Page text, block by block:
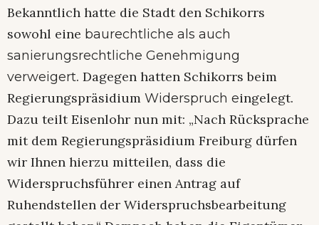
Bekanntlich hatte die Stadt den Schikorrs
sowohl eine baurechtliche als auch
sanierungsrechtliche Genehmigung
verweigert. Dagegen hatten Schikorrs beim
Regierungspräsidium Widerspruch eingelegt.
Dazu teilt Eisenlohr nun mit: „Nach Rücksprache
mit dem Regierungspräsidium Freiburg dürfen
wir Ihnen hierzu mitteilen, dass die
Widerspruchsführer einen Antrag auf
Ruhendstellen der Widerspruchsbearbeitung